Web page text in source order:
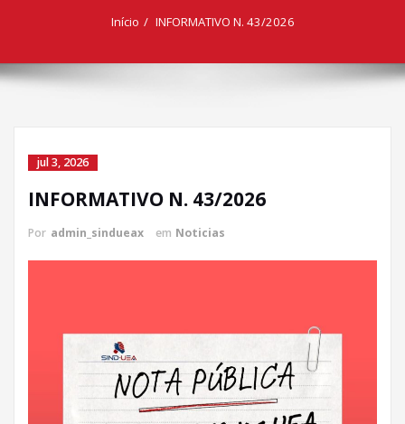
Início INFORMATIVO N. 43/2026
jul 3, 2026
INFORMATIVO N. 43/2026
Por admin_sindueax em Noticias